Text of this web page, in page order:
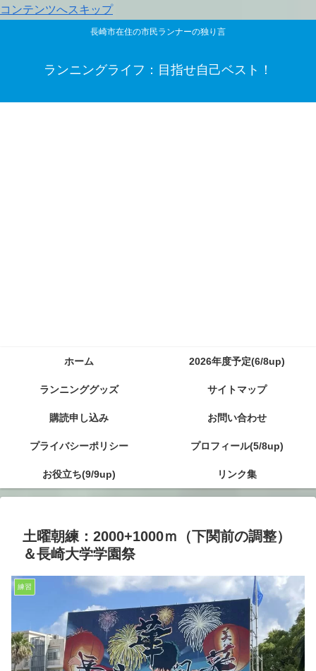
コンテンツへスキップ
長崎市在住の市民ランナーの独り言
ランニングライフ：目指せ自己ベスト！
ホーム 2026年度予定(6/8up)
ランニンググッズ サイトマップ
購読申し込み お問い合わせ
プライバシーポリシー プロフィール(5/8up)
お役立ち(9/9up) リンク集
土曜朝練：2000+1000ｍ（下関前の調整）
＆長崎大学学園祭
練習